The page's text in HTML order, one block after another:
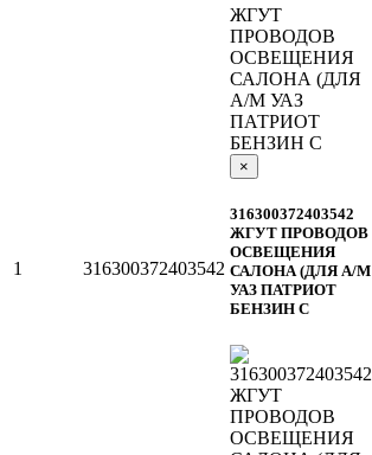
1 316300372403542
ЖГУТ
ПРОВОДОВ
ОСВЕЩЕНИЯ
САЛОНА (ДЛЯ
А/М УАЗ
ПАТРИОТ
БЕНЗИН С
×
316300372403542
ЖГУТ ПРОВОДОВ
ОСВЕЩЕНИЯ
САЛОНА (ДЛЯ А/М
УАЗ ПАТРИОТ
БЕНЗИН С